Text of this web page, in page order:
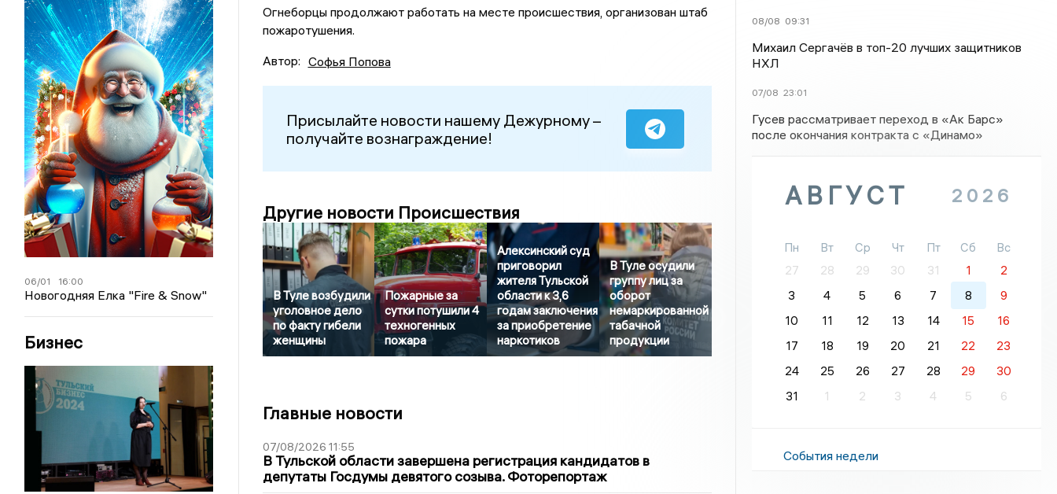
06/01 16:00
Новогодняя Елка "Fire & Snow"
Бизнес
Огнеборцы продолжают работать на месте происшествия, организован штаб
пожаротушения.
Автор: Софья Попова
Присылайте новости нашему Дежурному –
получайте вознаграждение!
Другие новости Происшествия
В Туле возбудили
уголовное дело
по факту гибели
женщины
Пожарные за
сутки потушили 4
техногенных
пожара
Алексинский суд
приговорил
жителя Тульской
области к 3,6
годам заключения
за приобретение
наркотиков
В Туле осудили
группу лиц за
оборот
немаркированной
табачной
продукции
Главные новости
07/08/2026 11:55
В Тульской области завершена регистрация кандидатов в
депутаты Госдумы девятого созыва. Фоторепортаж
08/08 09:31
Михаил Сергачёв в топ-20 лучших защитников
НХЛ
07/08 23:01
Гусев рассматривает переход в «Ак Барс»
после окончания контракта с «Динамо»
АВГУСТ 2026
Пн Вт Ср Чт Пт Сб
Вс
27
28 29 30 31 1
2
3
4 5 6 7 8
9
10
11 12 13 14 15
16
17
18 19 20 21 22
23
24
25 26 27 28 29
30
31
1 2 3 4 5 6
События недели